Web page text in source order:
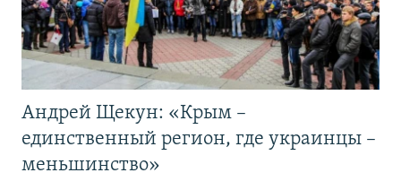
Андрей Щекун: «Крым –
единственный регион, где украинцы –
меньшинство»